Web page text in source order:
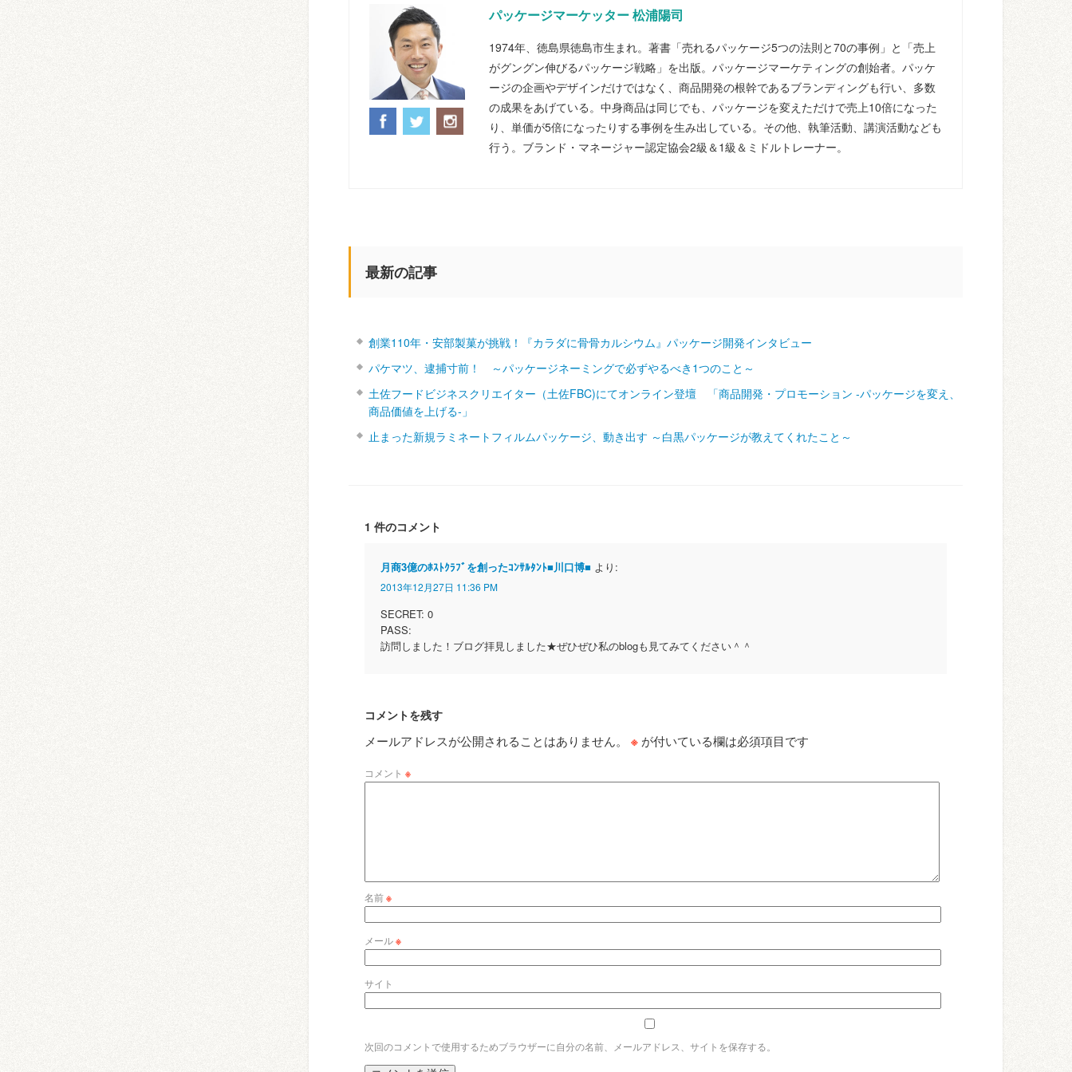
パッケージマーケッター 松浦陽司
1974年、徳島県徳島市生まれ。著書「売れるパッケージ5つの法則と70の事例」と「売上
がグングン伸びるパッケージ戦略」を出版。パッケージマーケティングの創始者。パッケ
ージの企画やデザインだけではなく、商品開発の根幹であるブランディングも行い、多数
の成果をあげている。中身商品は同じでも、パッケージを変えただけで売上10倍になった
り、単価が5倍になったりする事例を生み出している。その他、執筆活動、講演活動なども
行う。ブランド・マネージャー認定協会2級＆1級＆ミドルトレーナー。
最新の記事
創業110年・安部製菓が挑戦！『カラダに骨骨カルシウム』パッケージ開発インタビュー
パケマツ、逮捕寸前！ ～パッケージネーミングで必ずやるべき1つのこと～
土佐フードビジネスクリエイター（土佐FBC)にてオンライン登壇 「商品開発・プロモーション ‐パッケージを変え、
商品価値を上げる‐」
止まった新規ラミネートフィルムパッケージ、動き出す ～白黒パッケージが教えてくれたこと～
1 件のコメント
月商3億のﾎｽﾄｸﾗﾌﾞを創ったｺﾝｻﾙﾀﾝﾄ■川口博■ より:
2013年12月27日 11:36 PM
SECRET: 0
PASS:
訪問しました！ブログ拝見しました★ぜひぜひ私のblogも見てみてください＾＾
コメントを残す
メールアドレスが公開されることはありません。 ※ が付いている欄は必須項目です
コメント ※
名前※
メール※
サイト
次回のコメントで使用するためブラウザーに自分の名前、メールアドレス、サイトを保存する。